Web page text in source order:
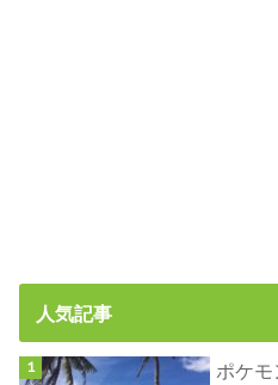
人気記事
ポケ